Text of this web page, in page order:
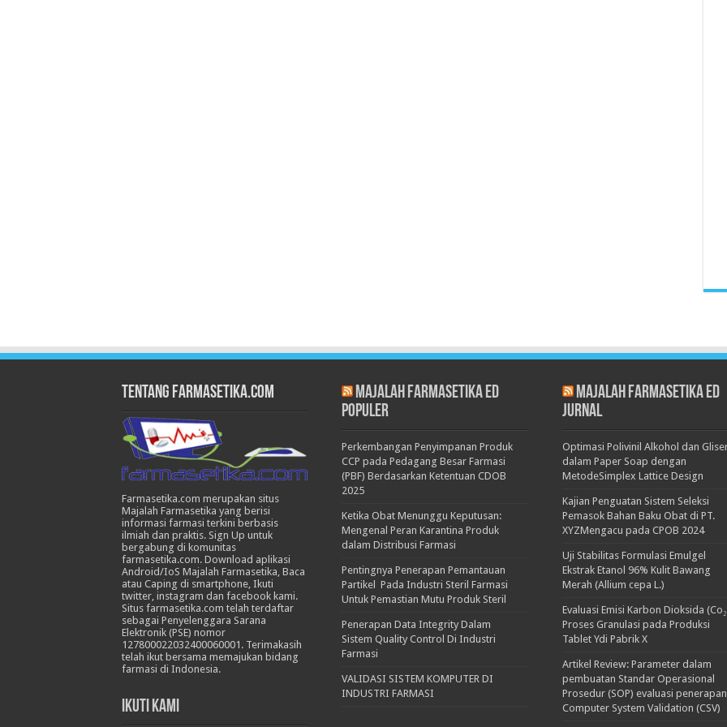
Tentang Farmasetika.com
Farmasetika.com merupakan situs
Majalah Farmasetika yang berisi
informasi farmasi terkini berbasis
ilmiah dan praktis. Sign Up untuk
bergabung di komunitas
farmasetika.com. Download aplikasi
Android/IoS Majalah Farmasetika, Baca
atau Caping di smartphone, Ikuti
twitter, instagram dan facebook kami.
Situs farmasetika.com telah terdaftar
sebagai Penyelenggara Sarana
Elektronik (PSE) nomor
127800022032400060001. Terimakasih
telah ikut bersama memajukan bidang
farmasi di Indonesia.
Ikuti Kami
Majalah Farmasetika Ed
Populer
Perkembangan Penyimpanan Produk
CCP pada Pedagang Besar Farmasi
(PBF) Berdasarkan Ketentuan CDOB
2025
Ketika Obat Menunggu Keputusan:
Mengenal Peran Karantina Produk
dalam Distribusi Farmasi
Pentingnya Penerapan Pemantauan
Partikel Pada Industri Steril Farmasi
Untuk Pemastian Mutu Produk Steril
Penerapan Data Integrity Dalam
Sistem Quality Control Di Industri
Farmasi
VALIDASI SISTEM KOMPUTER DI
INDUSTRI FARMASI
Majalah Farmasetika Ed
Jurnal
Optimasi Polivinil Alkohol dan
dalam Paper Soap dengan
MetodeSimplex Lattice Design
Kajian Penguatan Sistem Seleksi
Pemasok Bahan Baku Obat di PT.
XYZMengacu pada CPOB 2024
Uji Stabilitas Formulasi Emulgel
Ekstrak Etanol 96% Kulit Bawang
Merah (Allium cepa L.)
Evaluasi Emisi Karbon Dioksida
Proses Granulasi pada Produksi
Tablet Ydi Pabrik X
Artikel Review: Parameter dalam
pembuatan Standar Operasional
Prosedur (SOP) evaluasi penerapan
Computer System Validation (CSV)